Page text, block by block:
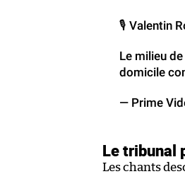
🎙️ Valentin
Le milieu de
domicile
— Prime
Le tribunal
Les chants